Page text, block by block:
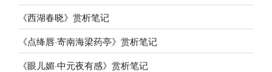
《西湖春晓》赏析笔记
《点绛唇·寄南海梁药亭》赏析笔记
《眼儿媚·中元夜有感》赏析笔记